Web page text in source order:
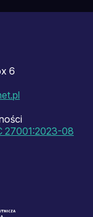
6
27001:2023-08